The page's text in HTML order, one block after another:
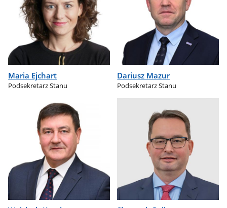
Maria Ejchart
Podsekretarz Stanu
Dariusz Mazur
Podsekretarz Stanu